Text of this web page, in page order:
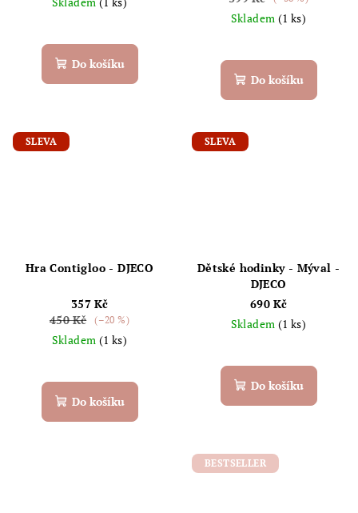
Do košíku
Skladem (1 ks)
Do košíku
SLEVA
Hra Contigloo - DJECO
357 Kč
450 Kč
(–20 %)
Skladem (1 ks)
Do košíku
SLEVA
Dětské hodinky - Mýval -
DJECO
690 Kč
Skladem (1 ks)
Do košíku
BESTSELLER